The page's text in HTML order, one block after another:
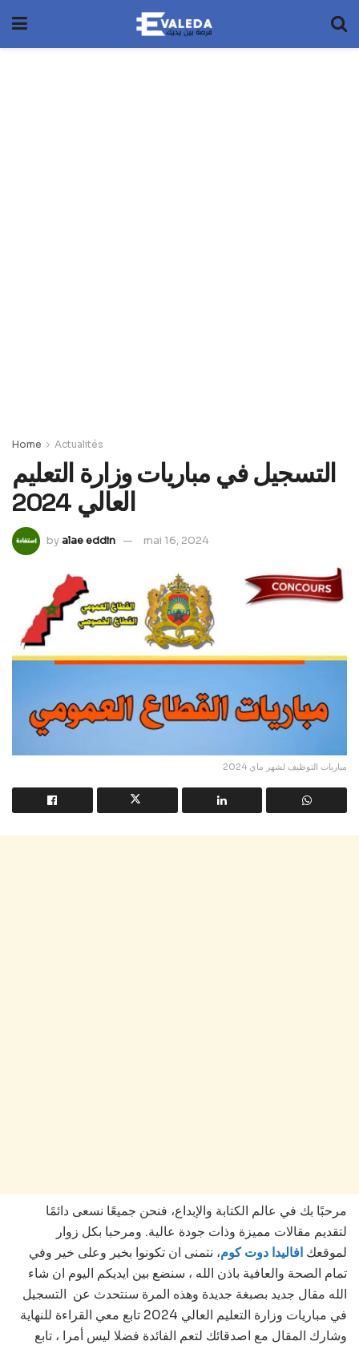
Home Actualités
التسجيل في مباريات وزارة التعليم
العالي 2024
byalae eddin mai 16, 2024
مباريات التوظيف لشهر ماي 2024
مرحبًا بك في عالم الكتابة والإبداع، فنحن جميعًا نسعى دائمًا
لتقديم مقالات مميزة وذات جودة عالية. ومرحبا بكل زوار
لموقعك افاليدا دوت كوم، نتمنى ان تكونوا بخير وعلى خير وفي
تمام الصحة والعافية باذن الله ، سنضع بين ايديكم اليوم ان شاء
الله مقال جديد بصبغة جديدة وهذه المرة سنتحدث عن التسجيل
في مباريات وزارة التعليم العالي 2024 تابع معي القراءة للنهاية
وشارك المقال مع اصدقائك لتعم الفائدة فضلا ليس أمرا ، تابع